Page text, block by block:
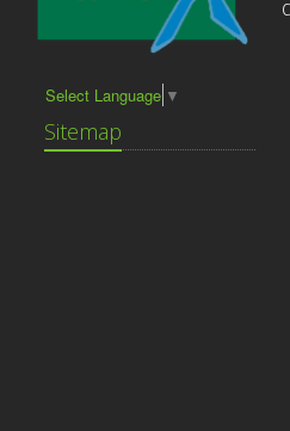
Select Language ▼
Sitemap